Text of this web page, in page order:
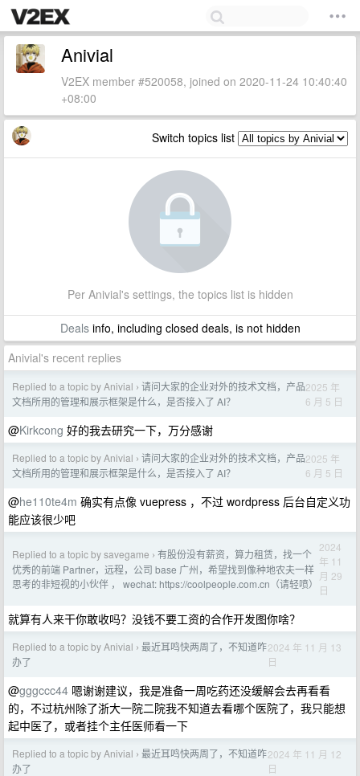
Anivial
V2EX member #520058, joined on 2020-11-24 10:40:40
+08:00
Switch topics list
Per Anivial's settings, the topics list is hidden
Dealsinfo, including closed deals, is not hidden
Anivial's recent replies
Replied to a topic by Anivial › 请问大家的企业对外的技术文档，产品
文档所用的管理和展示框架是什么，是否接入了 AI？
2025 年
6 月 5 日
@Kirkcong 好的我去研究一下，万分感谢
Replied to a topic by Anivial › 请问大家的企业对外的技术文档，产品
文档所用的管理和展示框架是什么，是否接入了 AI？
2025 年
6 月 5 日
@he110te4m 确实有点像 vuepress ，不过 wordpress 后台自定义功
能应该很少吧
Replied to a topic by savegame › 有股份没有薪资，算力租赁，找一个
优秀的前端 Partner，远程，公司 base 广州，希望找到像种地农夫一样
思考的非短视的小伙伴 ， wechat: https://coolpeople.com.cn（请轻喷）
2024
年 11
月 29
日
就算有人来干你敢收吗？没钱不要工资的合作开发图你啥？
Replied to a topic by Anivial › 最近耳鸣快两周了，不知道咋
办了
2024 年 11 月 13
日
@gggccc44 嗯谢谢建议，我是准备一周吃药还没缓解会去再看看
的，不过杭州除了浙大一院二院我不知道去看哪个医院了，我只能想
起中医了，或者挂个主任医师看一下
Replied to a topic by Anivial › 最近耳鸣快两周了，不知道咋
办了
2024 年 11 月 12
日